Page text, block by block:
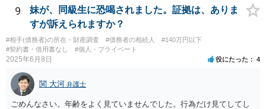
9
妹が、同級生に恐喝されました。証拠は、ありま
すが訴えられますか？
#相手(債務者)の所在・財産調査 #債務者の相続人
#140万円以下
#契約書・借用書なし
#個人・プライベート
2025年6月8日 役にたった 4
関 大河 弁護士
ごめんなさい。年齢をよく見ていませんでした。行為だけ見てしてし